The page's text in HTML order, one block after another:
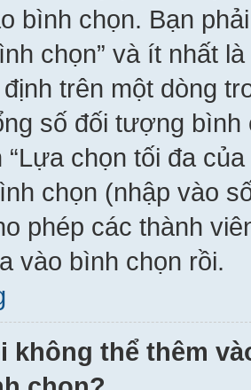
bình chọn. Bạn
chọn” và ít nhất
trên một dòng
số đối tượng
“Lựa chọn tối đa
chọn (nhập vào
phép các thành
vào bình chọn rồi.
không thể thêm